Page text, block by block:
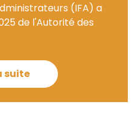
(IFA) a
de l'Autorité des
suite